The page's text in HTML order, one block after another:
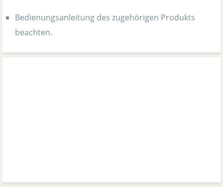
Bedienungsanleitung des zugehörigen Produkts
beachten.